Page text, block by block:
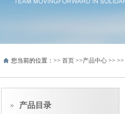
您当前的位置：>> 首页 >>产品中心 >> >>
产品目录